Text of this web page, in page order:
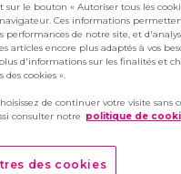
du Bien-
2019 :
la
de
sur le bouton « Autoriser tous les
Ces informations
performances de notre site, et
articles encore plus adaptés à vos
d'informations sur les finalités et
des cookies ».
de continuer votre visite sans
consulter notre politique de
des cookies